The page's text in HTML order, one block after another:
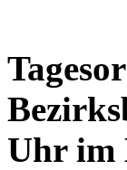
Uhr im